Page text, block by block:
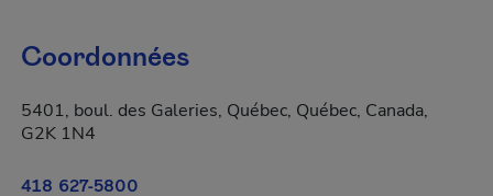
Coordonnées
5401, boul. des Galeries, Québec, Québec, Canada,
G2K 1N4
418 627-5800